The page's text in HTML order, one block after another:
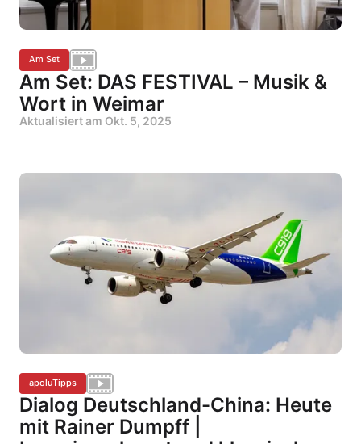
Am Set
Am Set: DAS FESTIVAL – Musik &
Wort in Weimar
Aktualisiert am Okt. 5, 2025
apoluTipps
Dialog Deutschland-China: Heute
mit Rainer Dumpff |